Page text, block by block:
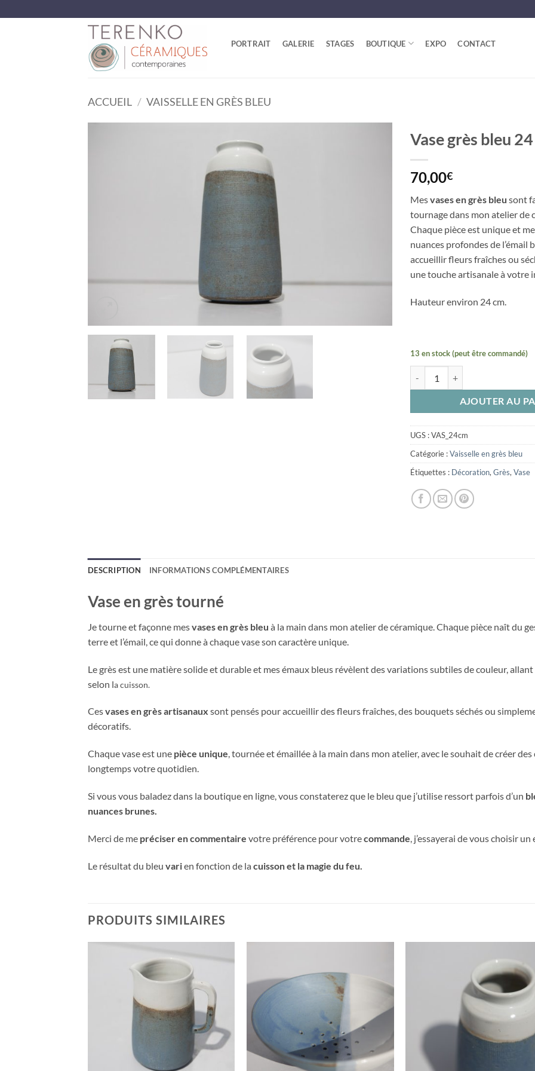
au
PORTRAIT GALERIE STAGES BOUTIQUE EXPO CONTACT
ACCUEIL / VAISSELLE EN GRÈS BLEU
Vase grès bleu
70,00€
Mesvases en grès bleu sont
tournage dans mon atelier de
Chaque pièce est unique et
nuances profondes de l’émail
accueillir fleurs fraîches ou
une touche artisanale à votre
Hauteur environ 24 cm.
13 en stock (peut être commandé)
AJOUTER AU
UGS :VAS_24cm
Catégorie :Vaisselle en grès bleu
Étiquettes : Décoration, Grès, Vase
DESCRIPTION INFORMATIONS COMPLÉMENTAIRES
Vase en grès tourné
Je tourne et façonne mesvases en grès bleu à la main dans mon atelier de céramique. Chaque pièce naît du
terre et l’émail, ce qui donne à chaque vase son caractère unique.
Le grès est une matière solide et durable et mes émaux bleus révèlent des variations subtiles de couleur,
selon la cuisson.
Cesvases en grès artisanaux sont pensés pour accueillir des fleurs fraîches, des bouquets séchés ou
décoratifs.
Chaque vase est une pièce unique, tournée et émaillée à la main dans mon atelier, avec le souhait de créer
longtemps votre quotidien.
Si vous vous baladez dans la boutique en ligne, vous constaterez que le bleu que j’utilise ressort parfois d’un
nuances brunes.
Merci de me préciser en commentaire votre préférence pour votrecommande, j’essayerai de vous choisir
Le résultat du bleu varien fonction de la cuisson et la magie du feu.
PRODUITS SIMILAIRES